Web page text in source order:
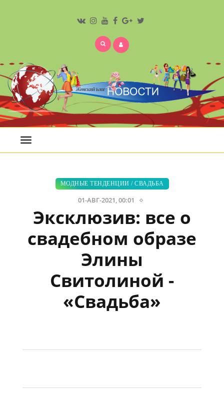
Открыть
меню
МОДНЫЕ ТЕНДЕНЦИИ / СВАДЬБА
01-АВГ-2021, 00:01
Эксклюзив: все о
свадебном образе
Элины
Свитолиной -
«Свадьба»